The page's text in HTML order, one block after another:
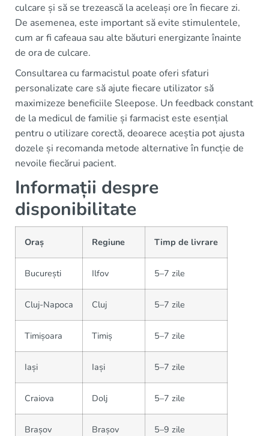
culcare și să se trezească la aceleași ore în fiecare zi.
De asemenea, este important să evite stimulentele,
cum ar fi cafeaua sau alte băuturi energizante înainte
de ora de culcare.
Consultarea cu farmacistul poate oferi sfaturi
personalizate care să ajute fiecare utilizator să
maximizeze beneficiile Sleepose. Un feedback constant
de la medicul de familie și farmacist este esențial
pentru o utilizare corectă, deoarece aceștia pot ajusta
dozele și recomanda metode alternative în funcție de
nevoile fiecărui pacient.
Informații despre
disponibilitate
Oraș Regiune Timp de livrare
București Ilfov 5–7 zile
Cluj-Napoca Cluj 5–7 zile
Timișoara Timiș 5–7 zile
Iași Iași 5–7 zile
Craiova Dolj 5–7 zile
Brașov Brașov 5–9 zile